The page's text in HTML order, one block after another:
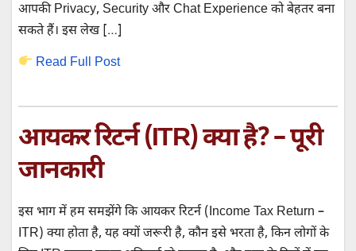
आपकी Privacy, Security और Chat Experience को बेहतर बना
सकते हैं। इस लेख […]
Read Full Post
आयकर रिटर्न (ITR) क्या है? – पूरी
जानकारी
इस भाग में हम समझेंगे कि आयकर रिटर्न (Income Tax Return –
ITR) क्या होता है, यह क्यों जरूरी है, कौन इसे भरता है, किन लोगों के